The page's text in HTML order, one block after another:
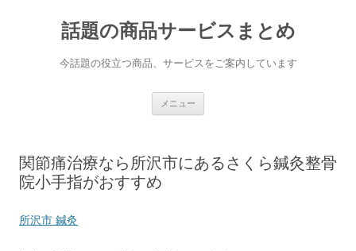
話題の商品サービスまとめ
今話題の役立つ商品、サービスをご案内しています
メニュー
関節痛治療なら所沢市にあるさくら鍼灸整骨
院小手指がおすすめ
所沢市 鍼灸